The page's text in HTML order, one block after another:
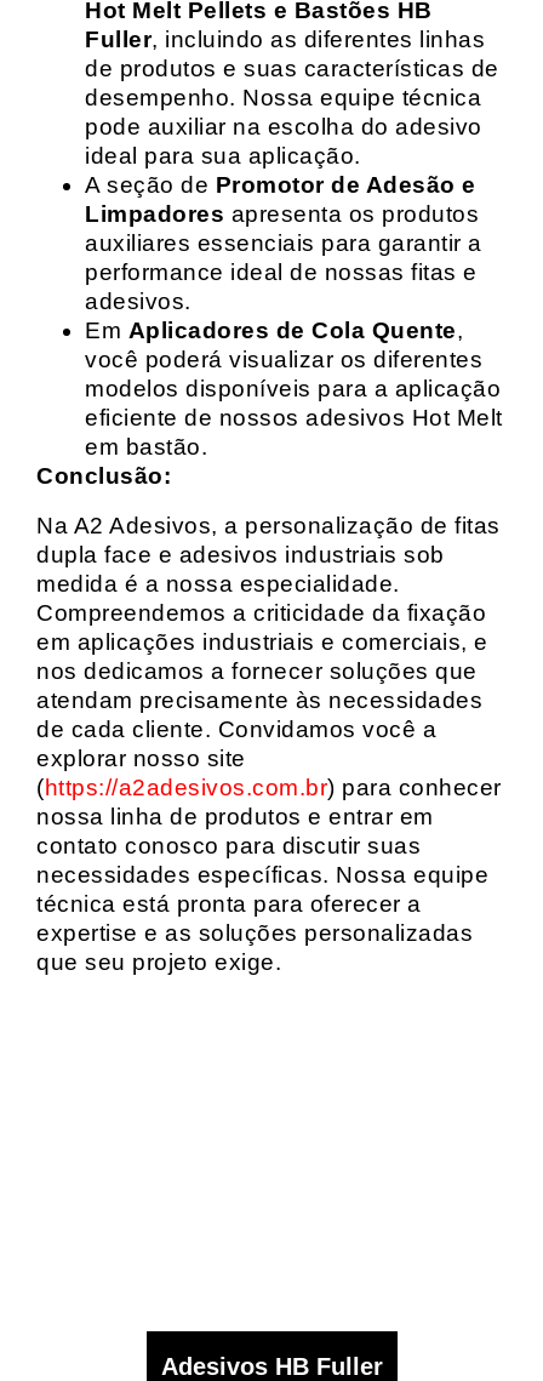
Hot Melt Pellets e Bastões HB
Fuller, incluindo as diferentes linhas
de produtos e suas características de
desempenho. Nossa equipe técnica
pode auxiliar na escolha do adesivo
ideal para sua aplicação.
A seção de Promotor de Adesão e
Limpadores apresenta os produtos
auxiliares essenciais para garantir a
performance ideal de nossas fitas e
adesivos.
Em Aplicadores de Cola Quente,
você poderá visualizar os diferentes
modelos disponíveis para a aplicação
eficiente de nossos adesivos Hot Melt
em bastão.
Conclusão:
Na A2 Adesivos, a personalização de fitas
dupla face e adesivos industriais sob
medida é a nossa especialidade.
Compreendemos a criticidade da fixação
em aplicações industriais e comerciais, e
nos dedicamos a fornecer soluções que
atendam precisamente às necessidades
de cada cliente. Convidamos você a
explorar nosso site
(https://a2adesivos.com.br) para conhecer
nossa linha de produtos e entrar em
contato conosco para discutir suas
necessidades específicas. Nossa equipe
técnica está pronta para oferecer a
expertise e as soluções personalizadas
que seu projeto exige.
Adesivos HB Fuller